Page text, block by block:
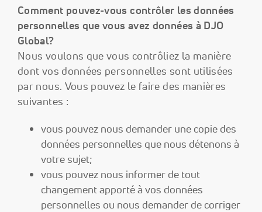
Comment pouvez-vous contrôler les données
personnelles que vous avez données à DJO
Global?
Nous voulons que vous contrôliez la manière
dont vos données personnelles sont utilisées
par nous. Vous pouvez le faire des manières
suivantes :
vous pouvez nous demander une copie des
données personnelles que nous détenons à
votre sujet;
vous pouvez nous informer de tout
changement apporté à vos données
personnelles ou nous demander de corriger